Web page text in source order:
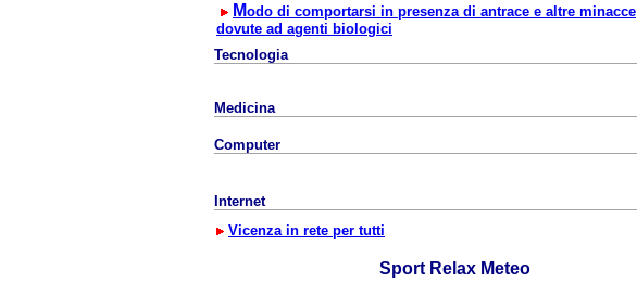
Modo di comportarsi in presenza di antrace e altre minacce
dovute ad agenti biologici
Tecnologia
Medicina
Computer
Internet
Vicenza in rete per tutti
Sport Relax Meteo